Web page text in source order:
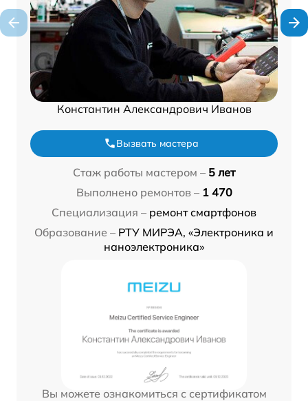
Константин Александрович Иванов
Вызвать мастера
Стаж работы мастером – 5 лет
Выполнено ремонтов – 1 470
Специализация – ремонт смартфонов
Образование – РТУ МИРЭА, «Электроника и
наноэлектроника»
Вы можете ознакомиться с сертификатом